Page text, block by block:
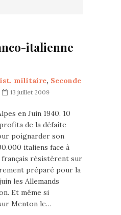
italienne
militaire, Seconde
13 juillet 2009
en Juin 1940. 10
de la défaite
poignarder son
italiens face à
français résistèrent sur
préparé pour la
les Allemands
Et même si
Menton le…